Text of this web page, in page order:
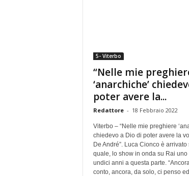
5- Viterbo
“Nelle mie
‘anarchiche’
poter avere la...
Redattore - 18 Febbraio 2022
Viterbo – “Nelle mie preghiere
chiedevo a Dio di poter avere la
De André”. Luca Cionco è
quale, lo show in onda su Rai
undici anni a questa parte.
conto, ancora, da solo, ci penso